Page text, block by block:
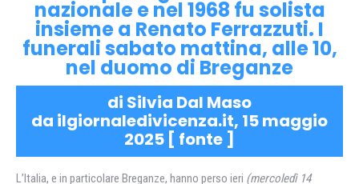
nazionale e nel 1968 fu solista
insieme a Renato Ferrazzuti. I
funerali sabato mattina, alle 10,
nel duomo di Breganze
di Silvia Dal Maso
da ilgiornaledivicenza.it, 15 maggio
2025 [ fonte ]
L’Italia, e in particolare Breganze, hanno perso ieri (mercoledì 14